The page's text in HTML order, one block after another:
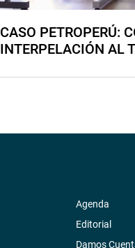
CASO PETROPERÚ:
INTERPELACIÓN AL
Agenda
Editorial
Damos